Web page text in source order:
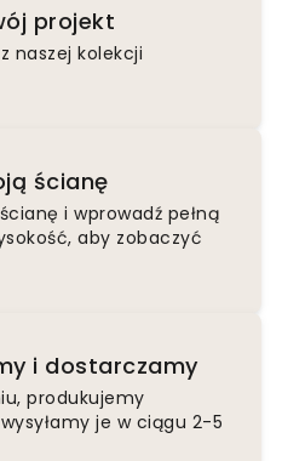
projekt
naszej kolekcji
ścianę
i wprowadź pełną
aby zobaczyć
i dostarczamy
produkujemy
je w ciągu 2-5